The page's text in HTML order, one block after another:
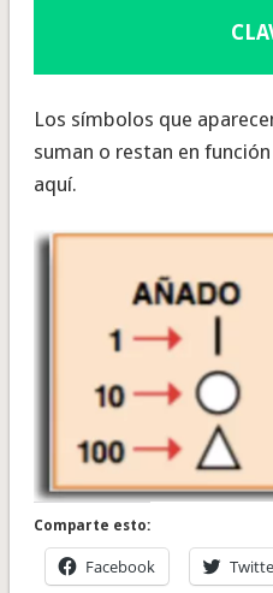
Los símbolos que
suman o restan en
aquí.
Comparte esto:
Facebook